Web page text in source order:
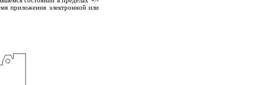
приложения электронной или